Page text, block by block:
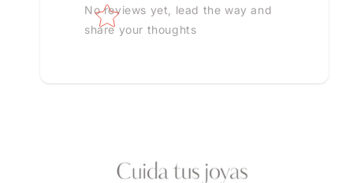
No reviews yet, lead the way and
share your thoughts